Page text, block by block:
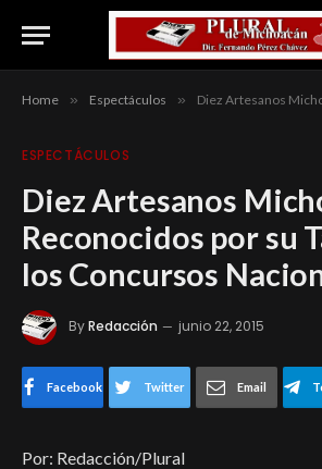
Home » Espectáculos » Diez Artesanos Michoacanos
ESPECTÁCULOS
Diez Artesanos
Reconocidos por su
los Concursos
ByRedacción junio 22, 2015
Facebook Twitter Email
Por: Redacción/Plural